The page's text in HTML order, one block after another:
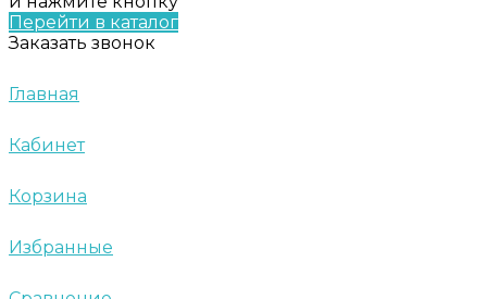
Перейти в каталог
Заказать звонок
Главная
Кабинет
Корзина
Избранные